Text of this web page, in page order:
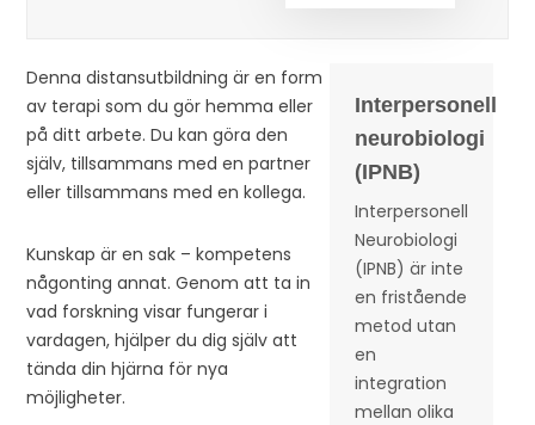
Denna distansutbildning är en form
av terapi som du gör hemma eller
på ditt arbete. Du kan göra den
själv, tillsammans med en partner
eller tillsammans med en kollega.
Kunskap är en sak – kompetens
någonting annat. Genom att ta in
vad forskning visar fungerar i
vardagen, hjälper du dig själv att
tända din hjärna för nya
möjligheter.
Interpersonell
neurobiologi
(IPNB)
Interpersonell
Neurobiologi
(IPNB) är inte
en fristående
metod utan
en
integration
mellan olika